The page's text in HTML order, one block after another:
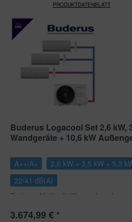
PRODUKTDATENBLATT
Buderus Logacool Set 2,6 kW,
Wandgeräte + 10,6 kW
A++/A+
2,6 kW + 3,5 kW + 5,3
22/41 dB(A)
Buderus Multisplit Klimaanlage
3.674,99 € *